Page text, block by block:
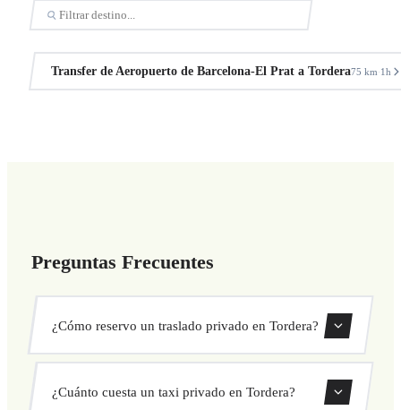
Transfer de Aeropuerto de Barcelona-El Prat a Tordera75 km·1h
Preguntas Frecuentes
¿Cómo reservo un traslado privado en Tordera?
Usa nuestro formulario de reserva para buscar y confirmar
tu traslado al instante. Elige recogida y destino, selecciona
¿Cuánto cuesta un taxi privado en Tordera?